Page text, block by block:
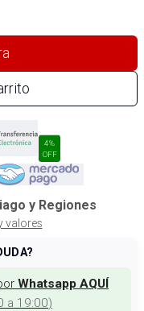
4%
OFF
y Regiones
valores
Whatsapp AQUÍ
a 19:00)